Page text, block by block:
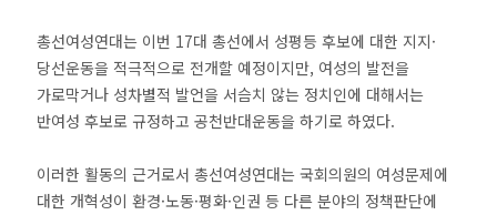
총선여성연대는 이번 17대 총선에서 성평등 후보에 대한 지지·
당선운동을 적극적으로 전개할 예정이지만, 여성의 발전을
가로막거나 성차별적 발언을 서슴치 않는 정치인에 대해서는
반여성 후보로 규정하고 공천반대운동을 하기로 하였다.
이러한 활동의 근거로서 총선여성연대는 국회의원의 여성문제에
대한 개혁성이 환경·노동·평화·인권 등 다른 분야의 정책판단에